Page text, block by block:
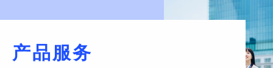
产品服务